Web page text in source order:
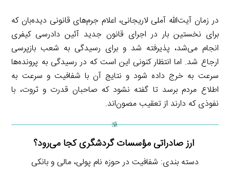
در زمان آیت‌الله آملی لاریجانی، اعلام جرم‌های قانونی دیده‌بان که
برای نخستین بار در اجرای قانون جدید آئین دادرسی کیفری
انجام می‌شد، پذیرفته شد و برای رسیدگی به شعب بازپرسی
ارجاع شد. اما انتظار کنونی این است که در رسیدگی به پرونده‌ها
سرعت به خرج داده شود و نتایج آن با شفافیت و سرعت به
اطلاع مردم برسد تا گفته نشود که صاحبان قدرت و ثروت، با
نفوذی که دارند از تعقیب مصون‌اند.
ارز صادراتی مؤسسات گردشگری کجا می‌رود؟
دسته بندی: شفافیت در حوزه نام پولی، مالی و بانکی